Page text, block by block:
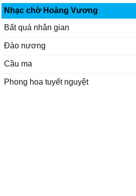
Nhạc chờ Hoàng Vương
Bất quá nhân gian
Đào nương
Cầu ma
Phong hoa tuyết nguyệt